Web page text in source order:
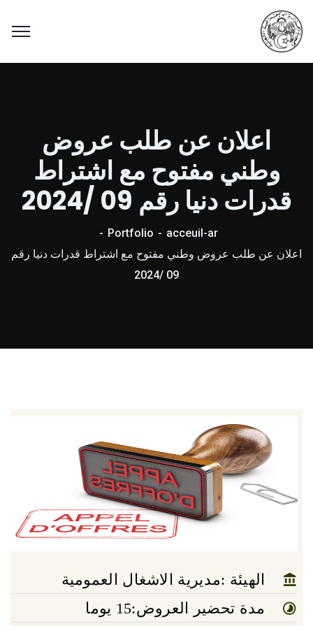
اعلان عن طلب عروض
وطني مفتوح مع اشتراط
قدرات دنيا رقم 09 /2024
acceuil-ar
Portfolio
اعلان عن طلب عروض وطني مفتوح مع اشتراط قدرات دنيا رقم
09 /2024
الهيئة :مديرية الاشغال العمومية
مدة تحضير العروض:15 يوما